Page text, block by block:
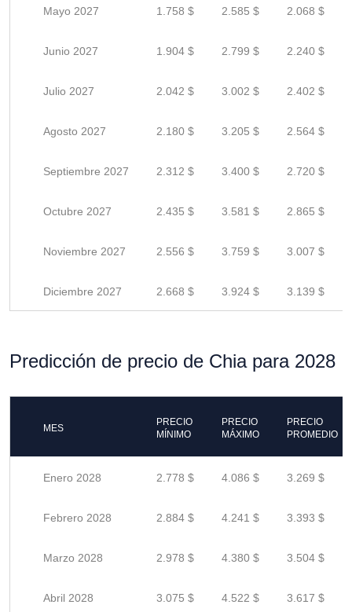
Mayo 2027 1.758 $ 2.585 $ 2.068 $
Junio 2027 1.904 $ 2.799 $ 2.240 $
Julio 2027 2.042 $ 3.002 $ 2.402 $
Agosto 2027 2.180 $ 3.205 $ 2.564 $
Septiembre 2027 2.312 $ 3.400 $ 2.720 $
Octubre 2027 2.435 $ 3.581 $ 2.865 $
Noviembre 2027 2.556 $ 3.759 $ 3.007 $
Diciembre 2027 2.668 $ 3.924 $ 3.139 $
Predicción de precio de Chia para 2028
MES
PRECIO
MÍNIMO
PRECIO
MÁXIMO
PRECIO
PROMEDIO
Enero 2028 2.778 $ 4.086 $ 3.269 $
Febrero 2028 2.884 $ 4.241 $ 3.393 $
Marzo 2028 2.978 $ 4.380 $ 3.504 $
Abril 2028 3.075 $ 4.522 $ 3.617 $